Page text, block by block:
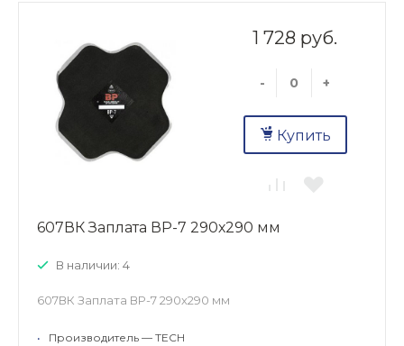
1 728 руб.
- +
Купить
607ВК Заплата ВР-7 290х290 мм
В наличии: 4
607ВК Заплата ВР-7 290х290 мм
• Производитель — TECH